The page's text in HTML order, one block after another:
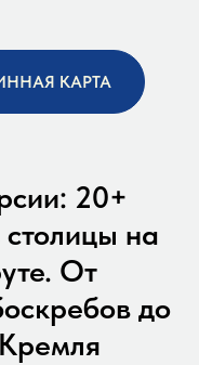
КАРТА
20+
на
От
до